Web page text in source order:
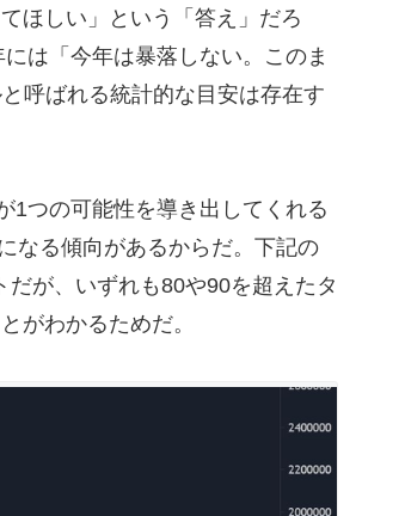
ほしい」という「答え」だろ
は「今年は暴落しない。このま
呼ばれる統計的な目安は存在す
1つの可能性を導き出してくれる
なる傾向があるからだ。下記の
が、いずれも80や90を超えたタ
がわかるためだ。